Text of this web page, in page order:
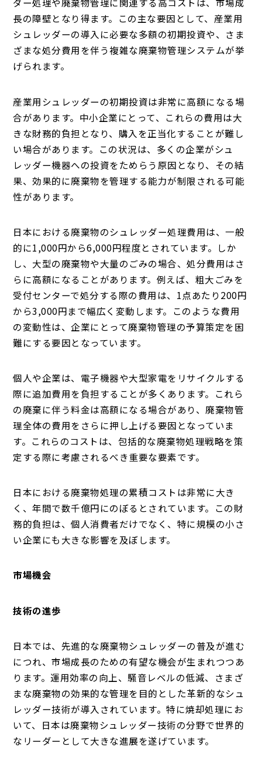
ダー処理や廃棄物管理に関連する高コストは、市場成
長の障壁となり得ます。この主な要因として、産業用
シュレッダーの導入に必要な多額の初期投資や、さま
ざまな処分費用を伴う複雑な廃棄物管理システムが挙
げられます。
産業用シュレッダーの初期投資は非常に高額になる場
合があります。中小企業にとって、これらの費用は大
きな財務的負担となり、購入を正当化することが難し
い場合があります。この状況は、多くの企業がシュ
レッダー機器への投資をためらう原因となり、その結
果、効果的に廃棄物を管理する能力が制限される可能
性があります。
日本における廃棄物のシュレッダー処理費用は、一般
的に1,000円から6,000円程度とされています。しか
し、大型の廃棄物や大量のごみの場合、処分費用はさ
らに高額になることがあります。例えば、粗大ごみを
受付センターで処分する際の費用は、1点あたり200円
から3,000円まで幅広く変動します。このような費用
の変動性は、企業にとって廃棄物管理の予算策定を困
難にする要因となっています。
個人や企業は、電子機器や大型家電をリサイクルする
際に追加費用を負担することが多くあります。これら
の廃棄に伴う料金は高額になる場合があり、廃棄物管
理全体の費用をさらに押し上げる要因となっていま
す。これらのコストは、包括的な廃棄物処理戦略を策
定する際に考慮されるべき重要な要素です。
日本における廃棄物処理の累積コストは非常に大き
く、年間で数千億円にのぼるとされています。この財
務的負担は、個人消費者だけでなく、特に規模の小さ
い企業にも大きな影響を及ぼします。
市場機会
技術の進歩
日本では、先進的な廃棄物シュレッダーの普及が進む
につれ、市場成長のための有望な機会が生まれつつあ
ります。運用効率の向上、騒音レベルの低減、さまざ
まな廃棄物の効果的な管理を目的とした革新的なシュ
レッダー技術が導入されています。特に焼却処理にお
いて、日本は廃棄物シュレッダー技術の分野で世界的
なリーダーとして大きな進展を遂げています。